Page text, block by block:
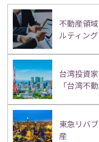
不動産領
ルティン
台湾投資
「台湾不
東急リバ
産